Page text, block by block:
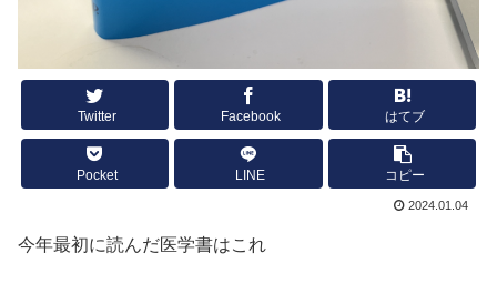
Twitter Facebook はてブ
Pocket LINE コピー
2024.01.04
今年最初に読んだ医学書はこれ